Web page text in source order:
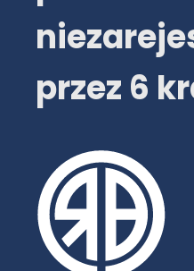
przez 6